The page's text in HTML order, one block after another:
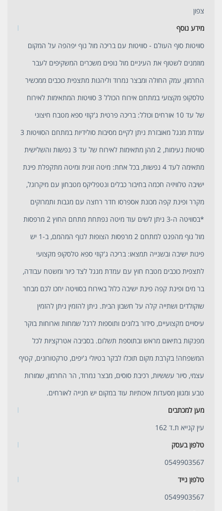
צפון
מידע נוסף
סוויטות סוף העולם - סוויטות עם בריכה מול נוף יפהפה על המקום
מוזמנים לשטוף את העיניים מול נופים משכרים המשקיפים לעבר
החרמון, עמק החולה ומבצר נמרוד וליהנות מתצפית כוכבים ממכשיר
טלסקופ מקצועי במתחם אירוח הכולל 3 סוויטות המתאימות לאירוח
של עד 10 אורחים וכולל: בריכה פרטית ג'קוזי ספא מטבח חיצוני
עמדת מנגל מאובזרת ניתן לקיים מסיבות סולידיות במתחם הסוויטות 3
סוויטות נעימות, 2 מהן מתאימות לאירוח של עד 3 נפשות והשלישית
מתאימה לעד 4 נפשות, בכל אחת: מיטה זוגית ומיטה מתקפלת פינת
ישיבה טלוויזיה חכמה בחיבור כבלים ונטפליקס מטבחון עם מיקרוגל,
מקרר ופינת קפה מכונת אספרסו חדר רחצה עם מגבות ותמרוקים
*בסוויטה ה-3 ניתן לשים עוד מיטה נפתחת מתחם החוץ 2 מרפסות
מול נוף מהפנט למתחם 2 מרפסות הצופות לנוף המהמם, ב-1 יש
פינות ישיבה ובשנייה תמצאו: בריכה ג'קוזי ספא טלסקופ מקצועי
לתצפית כוכבים מטבח חוץ עם עמדת מנגל לצד כיור ומשטח עבודה,
בר מים ופינת קפה פינת ישיבה כלול באירוח בסוויטה יחכו לכם מבחר
שוקולדים ושתייה קלה על חשבון הבית. ניתן להזמין ניתן להזמין
עיסויים מקצועיים, סידור בלונים ותוספות לרגל שמחות וארוחות בוקר
מפנקות בתיאום מראש ובתוספת תשלום. בסביבה אטרקציות לכל
המשפחה! בקרבת מקום תוכלו לבקר בטיולי ג'יפים, טרקטורונים, קטיף
עצמי, סיור עששיות, רכיבת סוסים, מבצר נמרוד, הר החרמון, שמורות
טבע ומגוון מסעדות איכותיות עוד במקום יש חנייה לאורחים.
מען למכתבים
עין קנייא ת.ד 162
טלפון בעסק
0549903567
טלפון נייד
0549903567